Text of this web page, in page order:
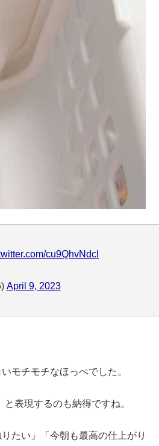
cu9QhvNdcl
April 9, 2023
モチモチなほっぺでした。
表現するのも納得ですね。
たい」「今朝も最高の仕上がり